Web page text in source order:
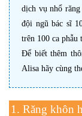
dịch vụ nhổ răng
đội ngũ bác sĩ
trên 100 ca phẫu
Để biết thêm
Alisa hãy cùng
1. Răng khôn